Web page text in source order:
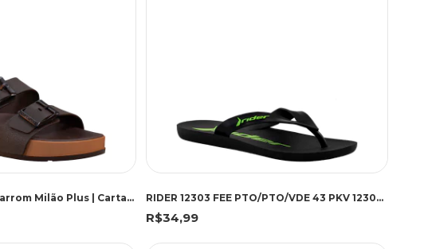
Sandália Castor e Marrom Milão Plus | Cartago
RIDER 12303 FEE PTO/PTO/VDE 43 PKV 12303 PRETO/PRETO/VERDE
R$34,99